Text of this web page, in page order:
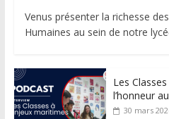
Venus présenter la richesse
Humaines au sein de notre
Les
l’honneur
30 mars